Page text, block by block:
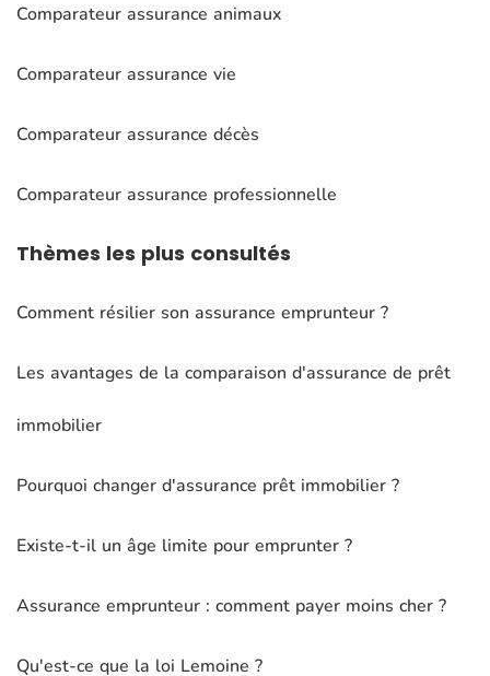
Comparateur assurance animaux
Comparateur assurance vie
Comparateur assurance décès
Comparateur assurance professionnelle
Thèmes les plus consultés
Comment résilier son assurance emprunteur ?
Les avantages de la comparaison d'assurance de prêt
immobilier
Pourquoi changer d'assurance prêt immobilier ?
Existe-t-il un âge limite pour emprunter ?
Assurance emprunteur : comment payer moins cher ?
Qu'est-ce que la loi Lemoine ?